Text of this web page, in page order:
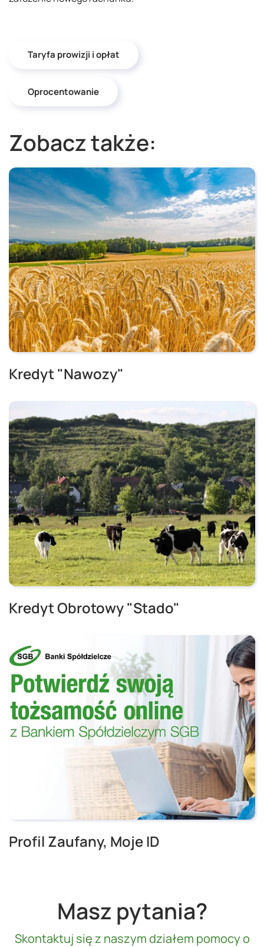
Taryfa prowizji i opłat
Oprocentowanie
Zobacz także:
Kredyt "Nawozy"
Kredyt Obrotowy "Stado"
Profil Zaufany, Moje ID
Masz pytania?
Skontaktuj się z naszym działem pomocy o